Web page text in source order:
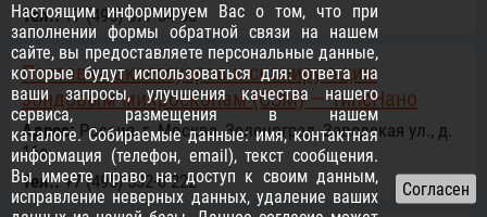
Тел.:+7 (495) 877-34-58
Поставка аксессуаров к сканирующим
зондовым микроскопам (СЗМ) — ТипсНано
Адрес:Россия, г. Москва, Зеленоград, Заводская ул., д.
16а
Тел.:+7 (495) 532-0-222
Настоящим информируем Вас о том, что при
заполнении формы обратной связи на нашем
сайте, вы предоставляете персональные данные,
которые будут использоваться для: ответа на
ваши запросы, улучшения качества нашего
сервиса, размещения в нашем
каталоге. Собираемые данные: имя, контактная
информация (телефон, email), текст сообщения.
Вы имеете право на: доступ к своим данным,
исправление неверных данных, удаление ваших